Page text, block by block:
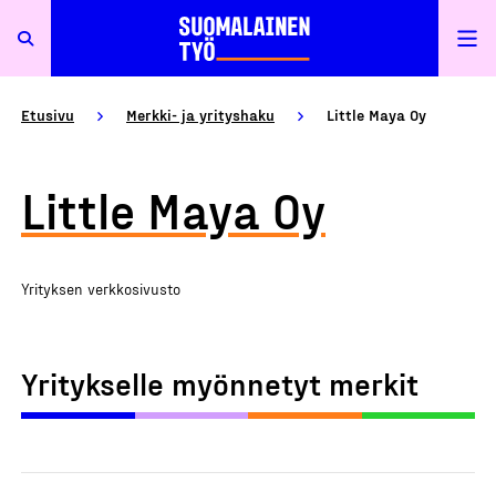
Etusivu Merkki- ja yrityshaku Little Maya Oy
Little Maya Oy
Yrityksen verkkosivusto
Yritykselle myönnetyt merkit